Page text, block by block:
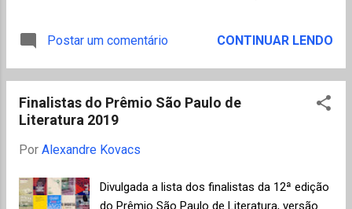
volume da ambiciosa trilogia A vida de
uma grande sátira de costumes da
sociedade francesa e de todo o nosso
mundo globalizado d...
representar o fascínio exercido pela morte e
o nosso medo ancestral do desconhecido.
Borges e Cortázar, o assombro ocorre em
situações comuns do cotidiano quando os
contornos entre real e imaginário se
treze contos desta antologia do
pernambucano André Balaio ocorre uma
Postar um comentário CONTINUAR LENDO
Finalistas do Prêmio São Paulo de
Literatura 2019
Por Alexandre Kovacs
Divulgada a lista dos finalistas da 12ª edição
do Prêmio São Paulo de Literatura, versão